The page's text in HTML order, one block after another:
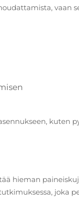
vaan
kuten
hieman
joka